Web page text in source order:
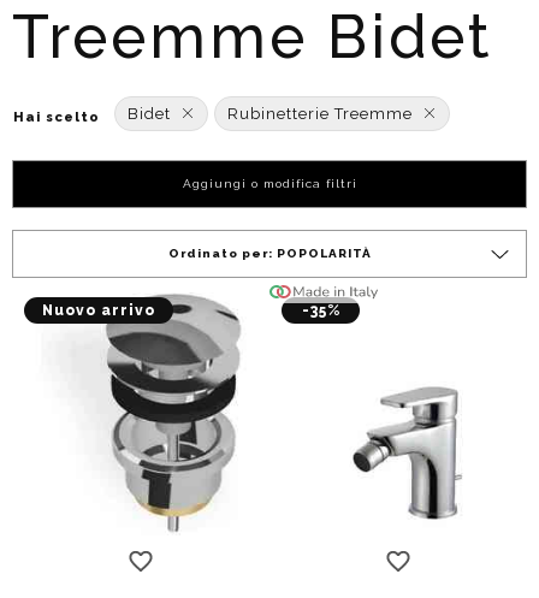
Treemme Bidet
Hai scelto Bidet Rubinetterie Treemme
Aggiungi o modifica filtri
Ordinato per: POPOLARITÀ
Nuovo arrivo -35%